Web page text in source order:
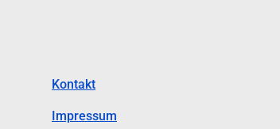
Kontakt
Impressum